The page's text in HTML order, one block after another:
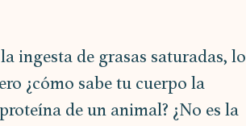
ingesta de grasas saturadas, lo
¿cómo sabe tu cuerpo la
de un animal? ¿No es la